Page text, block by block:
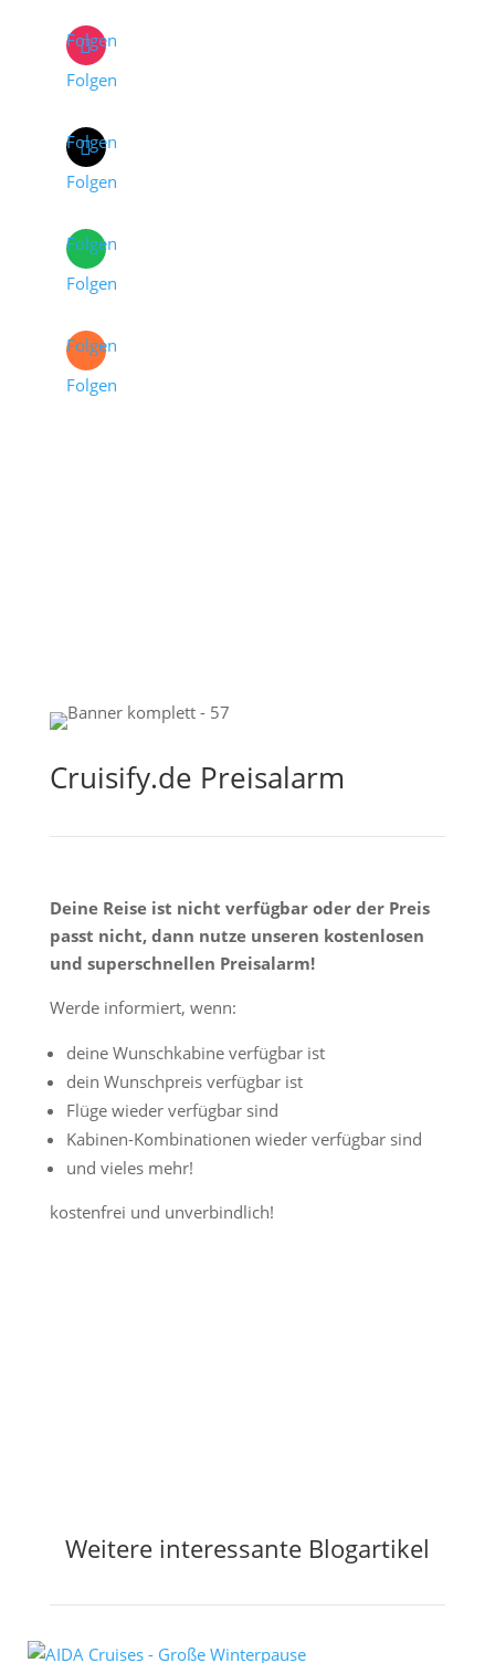
Folgen
Folgen
Folgen
Folgen
Folgen
Folgen
Folgen
Folgen
Cruisify.de Preisalarm
Deine Reise ist nicht verfügbar oder der Preis
passt nicht, dann nutze unseren kostenlosen
und superschnellen Preisalarm!
Werde informiert, wenn:
deine Wunschkabine verfügbar ist
dein Wunschpreis verfügbar ist
Flüge wieder verfügbar sind
Kabinen-Kombinationen wieder verfügbar sind
und vieles mehr!
kostenfrei und unverbindlich!
Weitere interessante Blogartikel